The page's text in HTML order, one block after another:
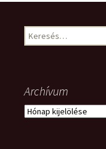
Keresés:
Archívum
Archívum